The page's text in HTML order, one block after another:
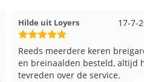
17-7-
Hilde uit Loyers
Reeds meerdere keren
en breinaalden besteld, altijd
tevreden over de service.